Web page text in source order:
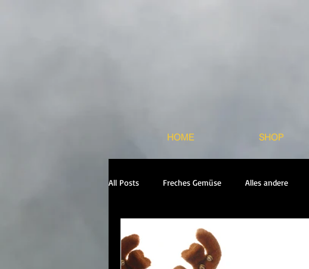
HOME SHOP
All Posts Freches Gemüse Alles andere
Puppenhaus 2ter Teil